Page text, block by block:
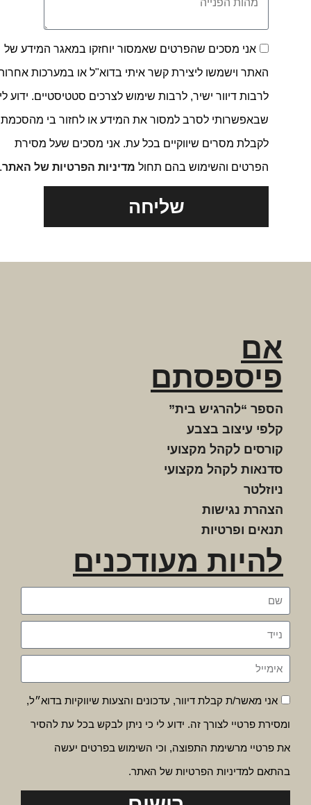
אני מסכים שהפרטים שאמסור יוחזקו במאגר המידע של
האתר וישמשו ליצירת קשר איתי בדוא"ל או במערכות אחרות,
לרבות דיוור ישיר, לרבות שימוש לצרכים סטטיסטיים. ידוע לי
שבאפשרותי לסרב למסור את המידע או לחזור בי מהסכמתי
לקבלת מסרים שיווקיים בכל עת. אני מסכים שעל מסירת
הפרטים והשימוש בהם תחולמדיניות הפרטיות של האתר.
שליחה
אם
פיספסתם
הספר “להרגיש בית”
קלפי עיצוב בצבע
קורסים לקהל מקצועי
סדנאות לקהל מקצועי
ניוזלטר
הצהרת נגישות
תנאים ופרטיות
להיות מעודכנים
אני מאשר/ת קבלת דיוור, עדכונים והצעות שיווקיות בדוא״ל,
ומסירת פרטיי לצורך זה. ידוע לי כי ניתן לבקש בכל עת להסיר
את פרטיי מרשימת התפוצה, וכי השימוש בפרטים יעשה
בהתאם למדיניות הפרטיות של האתר.